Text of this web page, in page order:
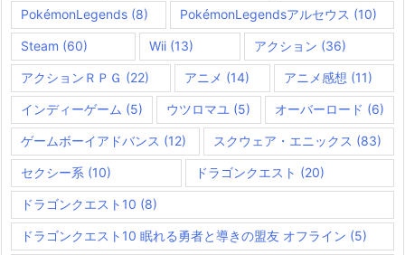
PokémonLegends (8) PokémonLegendsアルセウス (10)
Steam (60) Wii(13) アクション (36)
アクションＲＰＧ (22) アニメ (14) アニメ感想 (11)
インディーゲーム (5) ウツロマユ (5) オーバーロード (6)
ゲームボーイアドバンス (12) スクウェア・エニックス (83)
セクシー系 (10) ドラゴンクエスト (20)
ドラゴンクエスト10 (8)
ドラゴンクエスト10 眠れる勇者と導きの盟友 オフライン (5)